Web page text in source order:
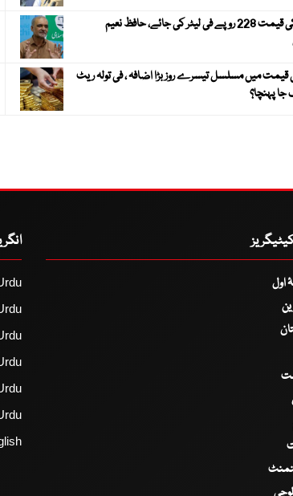
پیٹرول کی قیمت 228 روپے فی لیٹر کی جائے، حافظ نعیم
میں مسلسل تیسرے روز بڑا اضافہ ، فی تولہ ریٹ
پہنچا؟
اول